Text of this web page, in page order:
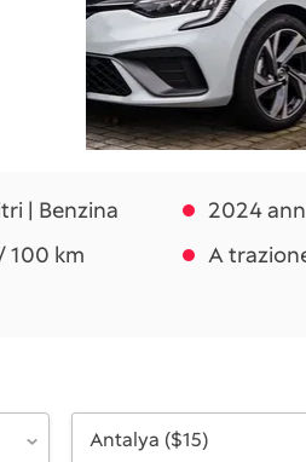
| Benzina
2024
100 km
A
Antalya ($15)